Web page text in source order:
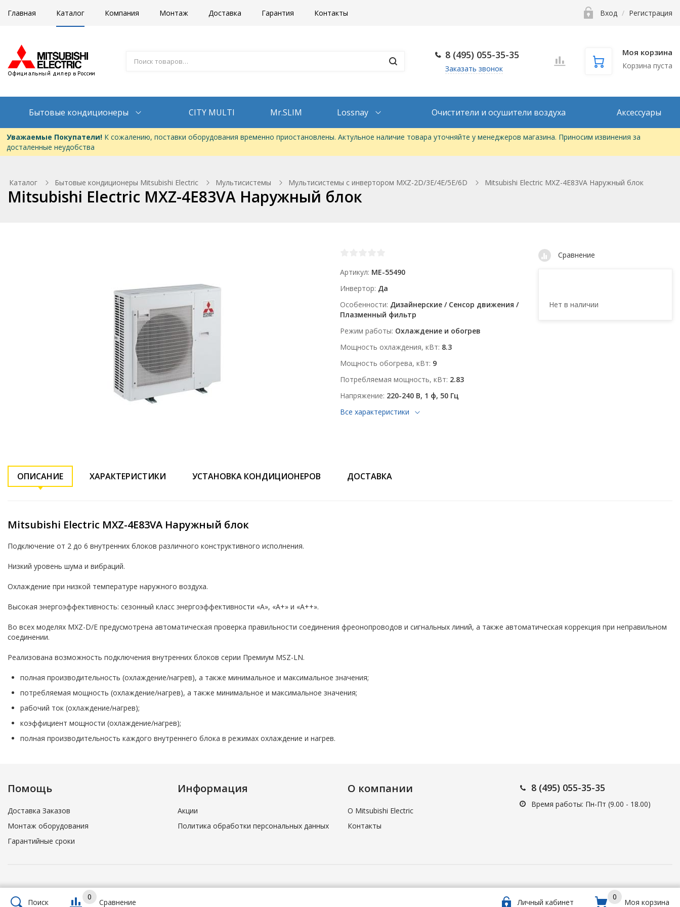
Главная Каталог Компания Монтаж Доставка Гарантия Контакты Вход / Регистрация
8 (495) 055-35-35
Заказать звонок
Моя корзина
Корзина пуста
Бытовые кондиционеры CITY MULTI Mr.SLIM Lossnay Очистители и осушители воздуха Аксессуары
Уважаемые Покупатели!К сожалению, поставки оборудования временно приостановлены. Актульное наличие товара уточняйте у менеджеров магазина. Приносим извинения за
досталенные неудобства
Каталог Бытовые кондиционеры Mitsubishi Electric Мультисистемы Мультисистемы с инвертором MXZ-2D/3E/4E/5E/6D Mitsubishi Electric MXZ-4E83VA Наружный блок
Mitsubishi Electric MXZ-4E83VA Наружный блок
Артикул ME-55490
Инвертор Да
Особенности Дизайнерские / Сенсор движения /
Плазменный фильтр
Режим работы Охлаждение и обогрев
Мощность охлаждения, кВт 8.3
Мощность обогрева, кВт 9
Потребляемая мощность, кВт 2.83
Напряжение 220-240 В, 1 ф, 50 Гц
Все характеристики
Сравнение
Нет в наличии
ОПИСАНИЕ ХАРАКТЕРИСТИКИ УСТАНОВКА КОНДИЦИОНЕРОВ ДОСТАВКА
Mitsubishi Electric MXZ-4E83VA Наружный блок
Подключение от 2 до 6 внутренних блоков различного конструктивного исполнения.
Низкий уровень шума и вибраций.
Охлаждение при низкой температуре наружного воздуха.
Высокая энергоэффективность: сезонный класс энергоэффективности «А», «А+» и «А++».
Во всех моделях MXZ-D/E предусмотрена автоматическая проверка правильности соединения фреонопроводов и сигнальных линий, а также автоматическая коррекция при неправильном
соединении.
Реализована возможность подключения внутренних блоков серии Премиум MSZ-LN.
полная производительность (охлаждение/нагрев), а также минимальное и максимальное значения;
потребляемая мощность (охлаждение/нагрев), а также минимальное и максимальное значения;
рабочий ток (охлаждение/нагрев);
коэффициент мощности (охлаждение/нагрев);
полная производительность каждого внутреннего блока в режимах охлаждение и нагрев.
Помощь
Доставка Заказов
Монтаж оборудования
Гарантийные сроки
Информация
Акции
Политика обработки персональных данных
О компании
О Mitsubishi Electric
Контакты
8 (495) 055-35-35
Время работы: Пн-Пт (9.00 - 18.00)
Поиск
0
Сравнение Личный кабинет
0
Моя корзина